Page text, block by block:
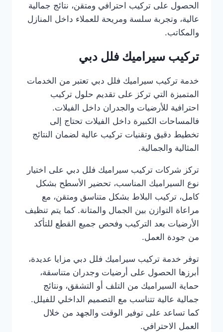
الحصول على تركيب احترافي ومتقن، نتائج جمالية
عالية، وتجربة سلسة ومريحة للعملاء داخل المنازل
والمكاتب.
تركيب سيراميك فلل دبي
خدمة تركيب سيراميك فلل دبي تعتبر من الخدمات
المتميزة التي تركز على تقديم حلول تركيب
احترافية للأرضيات والجدران داخل الفيلات.
فالمساحات الكبيرة داخل الفيلات تحتاج إلى
تخطيط دقيق وتقنيات تركيب عالية لضمان النتائج
المثالية والجمالية.
تركز شركات تركيب سيراميك فلل دبي على اختيار
نوع السيراميك المناسب، تحضير الأسطح بشكل
كامل، تركيب البلاط بشكل متناسق ومتقن، مع
مراعاة التوازن بين الجمال والمتانة. كما يتم تنظيف
الأرضيات بعد التركيب وفحص جميع القطع للتأكد
من جودة العمل.
توفر خدمة تركيب سيراميك فلل دبي مزايا عديدة،
أبرزها الحصول على أرضيات وجدران متناسقة،
حماية السيراميك من التلف أو التشقق، ونتائج
جمالية عالية تتناسب مع التصميم الداخلي للفيلل.
كما تساعد على توفير الوقت والجهد من خلال
العمل الاحترافي.